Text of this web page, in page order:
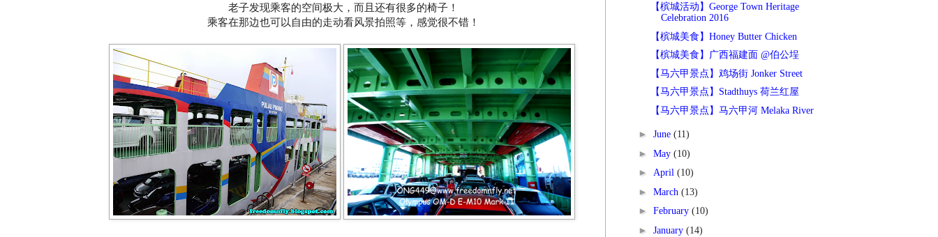
老子发现乘客的空间极大，而且还有很多的椅子！
乘客在那边也可以自由的走动看风景拍照等，感觉很不错！
【槟城活动】George Town Heritage
Celebration 2016
【槟城美食】Honey Butter Chicken
【槟城美食】广西福建面 @伯公埕
【马六甲景点】鸡场街 Jonker Street
【马六甲景点】Stadthuys 荷兰红屋
【马六甲景点】马六甲河 Melaka River
► June (11)
► May (10)
► April (10)
► March (13)
► February (10)
► January (14)